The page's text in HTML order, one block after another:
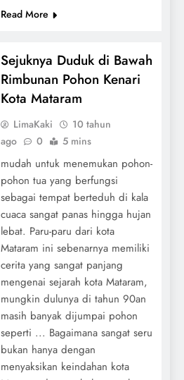
Read More
Sejuknya Duduk di Bawah
Rimbunan Pohon Kenari
Kota Mataram
LimaKaki
10 tahun
ago
0 5 mins
mudah untuk menemukan pohon-
pohon tua yang berfungsi
sebagai tempat berteduh di kala
cuaca sangat panas hingga hujan
lebat. Paru-paru dari kota
Mataram ini sebenarnya memiliki
cerita yang sangat panjang
mengenai sejarah kota Mataram,
mungkin dulunya di tahun 90an
masih banyak dijumpai pohon
seperti ... Bagaimana sangat seru
bukan hanya dengan
menyaksikan keindahan kota